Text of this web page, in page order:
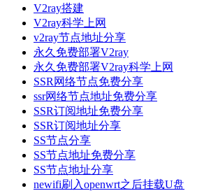
V2ray搭建
V2ray科学上网
v2ray节点地址分享
永久免费部署V2ray
永久免费部署V2ray科学上网
SSR网络节点免费分享
ssr网络节点地址免费分享
SSR订阅地址免费分享
SSR订阅地址分享
SS节点分享
SS节点地址免费分享
SS节点地址分享
newifi刷入openwrt之后挂载U盘